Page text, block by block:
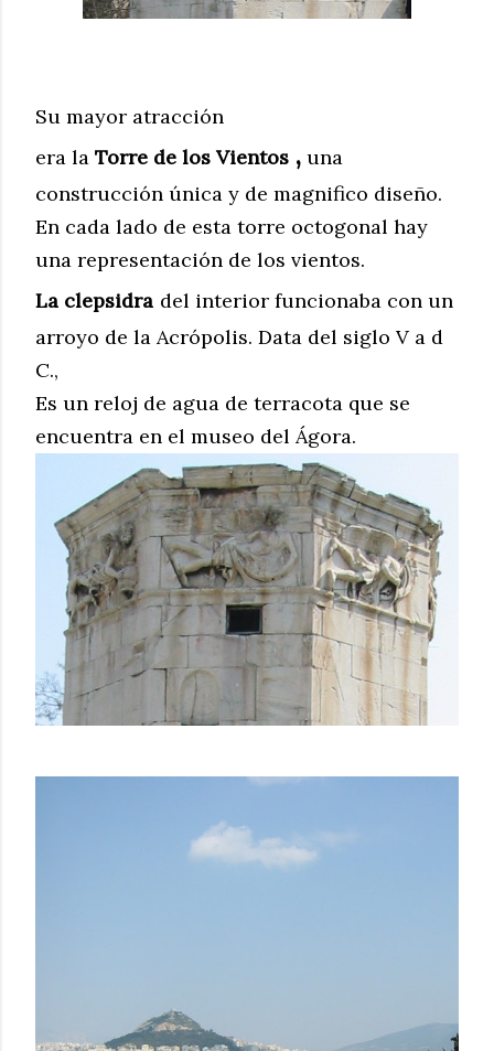
Su mayor atracción
era la Torre de los Vientos , una
construcción única y de magnifico diseño.
En cada lado de esta torre octogonal hay
una representación de los vientos.
La clepsidra del interior funcionaba con un
arroyo de la Acrópolis. Data del siglo V a d
C.,
Es un reloj de agua de terracota que se
encuentra en el museo del Ágora.